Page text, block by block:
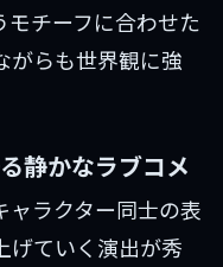
チーフに合わせた
がらも世界観に強
静かなラブコメ
ャラクター同士の表
げていく演出が秀